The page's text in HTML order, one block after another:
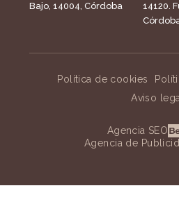
Bajo, 14004, Córdoba
14120.
Política de cookies
Aviso legal
Agencia SEO
Agencia de